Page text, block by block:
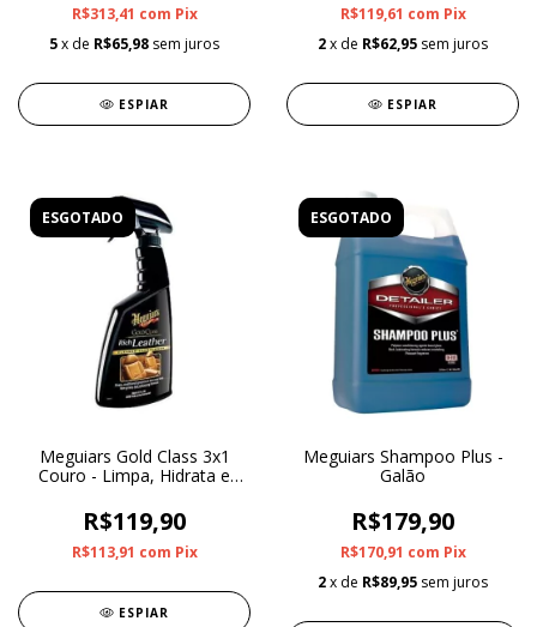
R$313,41 com Pix
5x de R$65,98 sem juros
ESPIAR
R$119,61 com Pix
2x de R$62,95 sem juros
ESPIAR
ESGOTADO
Meguiars Gold Class 3x1
Couro - Limpa, Hidrata e
R$119,90
R$113,91 com Pix
ESPIAR
ESGOTADO
Meguiars Shampoo Plus -
Galão
R$179,90
R$170,91 com Pix
2x de R$89,95 sem juros